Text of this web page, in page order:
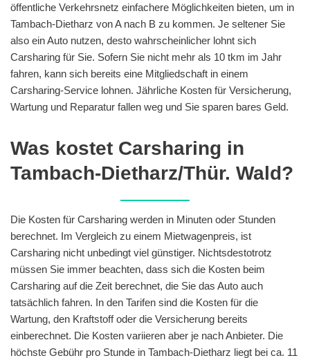
öffentliche Verkehrsnetz einfachere Möglichkeiten bieten, um in
Tambach-Dietharz von A nach B zu kommen. Je seltener Sie
also ein Auto nutzen, desto wahrscheinlicher lohnt sich
Carsharing für Sie. Sofern Sie nicht mehr als 10 tkm im Jahr
fahren, kann sich bereits eine Mitgliedschaft in einem
Carsharing-Service lohnen. Jährliche Kosten für Versicherung,
Wartung und Reparatur fallen weg und Sie sparen bares Geld.
Was kostet Carsharing in
Tambach-Dietharz/Thür. Wald?
Die Kosten für Carsharing werden in Minuten oder Stunden
berechnet. Im Vergleich zu einem Mietwagenpreis, ist
Carsharing nicht unbedingt viel günstiger. Nichtsdestotrotz
müssen Sie immer beachten, dass sich die Kosten beim
Carsharing auf die Zeit berechnet, die Sie das Auto auch
tatsächlich fahren. In den Tarifen sind die Kosten für die
Wartung, den Kraftstoff oder die Versicherung bereits
einberechnet. Die Kosten variieren aber je nach Anbieter. Die
höchste Gebühr pro Stunde in Tambach-Dietharz liegt bei ca. 11